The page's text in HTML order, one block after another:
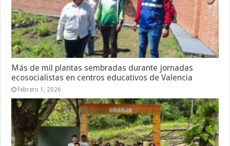
Más de mil plantas sembradas durante jornadas
ecosocialistas en centros educativos de Valencia
febrero 1, 2026